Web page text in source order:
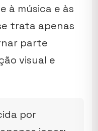
à música e às
trata apenas
parte
visual e
por